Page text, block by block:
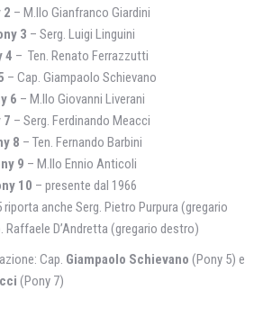
2 – M.llo Gianfranco Giardini
3 – Serg. Luigi Linguini
4 – Ten. Renato Ferrazzutti
– Cap. Giampaolo Schievano
6 – M.llo Giovanni Liverani
7 – Serg. Ferdinando Meacci
8 – Ten. Fernando Barbini
9 – M.llo Ennio Anticoli
10 – presente dal 1966
riporta anche Serg. Pietro Purpura (gregario
Raffaele D’Andretta (gregario destro)
Cap. Giampaolo Schievano (Pony 5) e
(Pony 7)